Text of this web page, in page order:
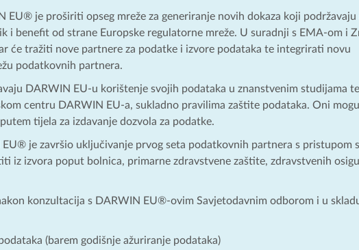
EU® je proširiti opseg mreže za generiranje novih dokaza koji podržavaju
i benefit od strane Europske regulatorne mreže. U suradnji s EMA-om i
će tražiti nove partnere za podatke i izvore podataka te integrirati novu
podatkovnih partnera.
DARWIN EU-u korištenje svojih podataka u znanstvenim studijama
centru DARWIN EU-a, sukladno pravilima zaštite podataka. Oni
tijela za izdavanje dozvola za podatke.
je završio uključivanje prvog seta podatkovnih partnera s pristupom
iz izvora poput bolnica, primarne zdravstvene zaštite, zdravstvenih
konzultacija s DARWIN EU®-ovim Savjetodavnim odborom i u
(barem godišnje ažuriranje podataka)